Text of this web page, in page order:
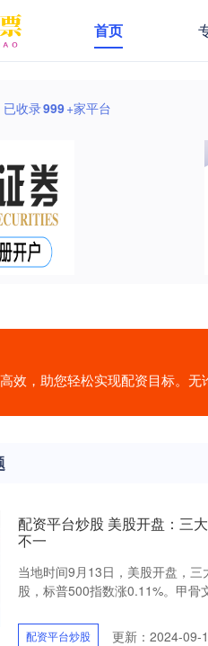
首页
已收录999+家平台
效，助您轻松实现配资目标。
配资平台炒股 美股开盘：三
不一
当地时间9月13日，美股开盘，
股，标普500指数涨0.11%。甲
配资平台炒股 更新：2024-09-